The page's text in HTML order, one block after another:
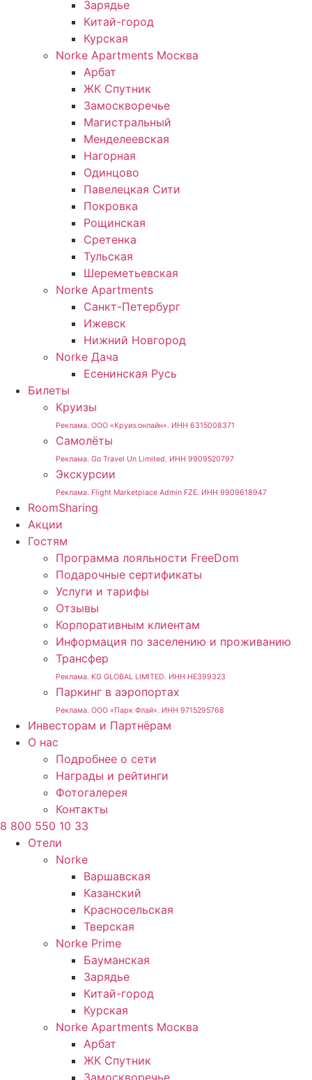
Зарядье
Китай-город
Курская
Norke Apartments Москва
Арбат
ЖК Спутник
Замоскворечье
Магистральный
Менделеевская
Нагорная
Одинцово
Павелецкая Сити
Покровка
Рощинская
Сретенка
Тульская
Шереметьевская
Norke Apartments
Санкт-Петербург
Ижевск
Нижний Новгород
Norke Дача
Есенинская Русь
Билеты
Круизы
Реклама. ООО «Круиз.онлайн». ИНН 6315008371
Самолёты
Реклама. Go Travel Un Limited. ИНН 9909520797
Экскурсии
Реклама. Flight Marketplace Admin FZE. ИНН 9909618947
RoomSharing
Акции
Гостям
Программа лояльности FreeDom
Подарочные сертификаты
Услуги и тарифы
Отзывы
Корпоративным клиентам
Информация по заселению и проживанию
Трансфер
Реклама. KG GLOBAL LIMITED. ИНН HE399323
Паркинг в аэропортах
Реклама. ООО «Парк Флай». ИНН 9715295768
Инвесторам и Партнёрам
О нас
Подробнее о сети
Награды и рейтинги
Фотогалерея
Контакты
8 800 550 10 33
Отели
Norke
Варшавская
Казанский
Красносельская
Тверская
Norke Prime
Бауманская
Зарядье
Китай-город
Курская
Norke Apartments Москва
Арбат
ЖК Спутник
Замоскворечье